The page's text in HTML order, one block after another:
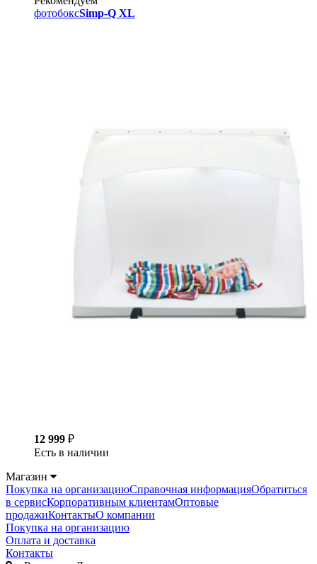
фотобоксSimp-Q XL
12 999 ₽
Есть в наличии
Магазин
Покупка на организациюСправочная информацияОбратиться
в сервисКорпоративным клиентамОптовые
продажиКонтактыО компании
Покупка на организацию
Оплата и доставка
Контакты